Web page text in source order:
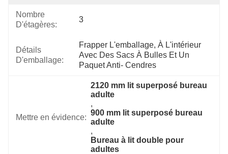
Nombre
D'étagères:
3
Détails
D'emballage:
Frapper L'emballage, À L'intérieur
Avec Des Sacs À Bulles Et Un
Paquet Anti- Cendres
Mettre en évidence:
2120 mm lit superposé bureau
adulte
,
900 mm lit superposé bureau
adulte
,
Bureau à lit double pour
adultes